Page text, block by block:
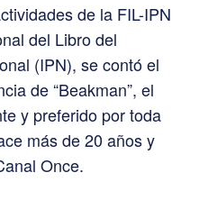
de la FIL-IPN
del Libro del
(IPN), se contó el
de “Beakman”, el
y preferido por toda
más de 20 años y
Once.